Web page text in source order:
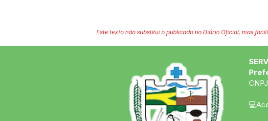
Este texto não substitui o publicado no Diário Oficial, mas